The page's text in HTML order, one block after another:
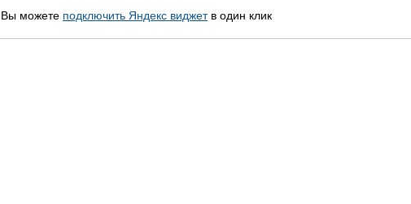
Вы можете подключить Яндекс виджетв один клик